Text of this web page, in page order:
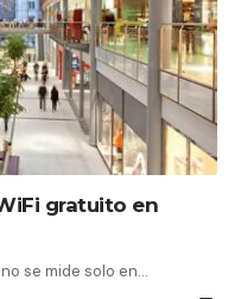
gratuito en
se mide solo en…